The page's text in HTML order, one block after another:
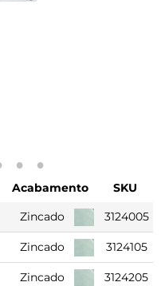
Acabamento
SKU
Zincado 3124005
Zincado 3124105
Zincado 3124205